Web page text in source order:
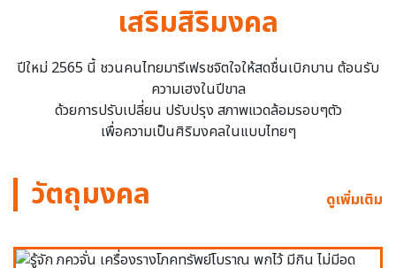
เสริมสิริมงคล
ปีใหม่ 2565 นี้ ชวนคนไทยมารีเฟรชจิตใจให้สดชื่นเบิกบาน ต้อนรับ
ความเฮงในปีขาล
ด้วยการปรับเปลี่ยน ปรับปรุง สภาพแวดล้อมรอบๆตัว
เพื่อความเป็นศิริมงคลในแบบไทยๆ
วัตถุมงคล ดูเพิ่มเติม